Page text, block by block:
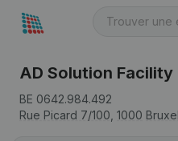
AD Solution Facility
BE 0642.984.492
Rue Picard 7/100, 1000